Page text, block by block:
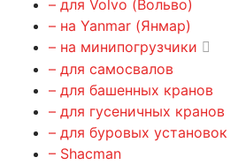
– для Volvo (Вольво)
– на Yanmar (Янмар)
– на минипогрузчики
– для самосвалов
– для башенных кранов
– для гусеничных кранов
– для буровых установок
– Shacman